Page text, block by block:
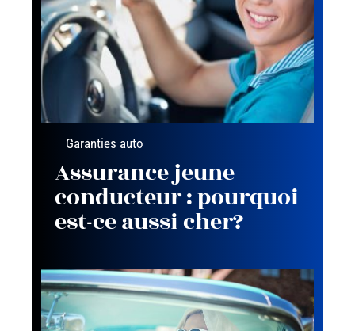
Garanties auto
Assurance jeune
conducteur : pourquoi
est-ce aussi cher?